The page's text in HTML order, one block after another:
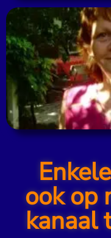
ook op
kanaal